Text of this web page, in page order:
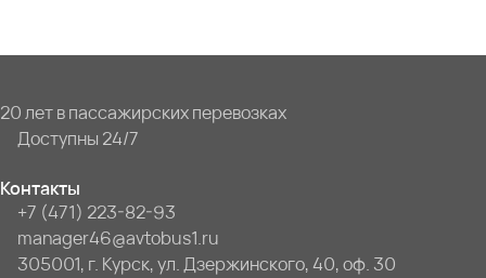
20 лет в пассажирских перевозках
Доступны 24/7
Контакты
+7 (471) 223-82-93
manager46@avtobus1.ru
305001, г. Курск, ул. Дзержинского, 40, оф. 30